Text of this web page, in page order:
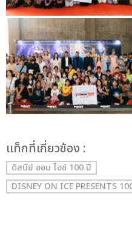
เเท็กที่เกี่ยวข้อง :
ดิสนีย์ ออน ไอซ์ 100 ปี
DISNEY ON ICE PRESENTS